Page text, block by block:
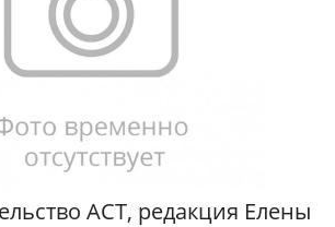
АСТ, редакция Елены